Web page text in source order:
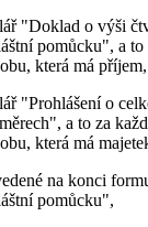
"Doklad o výši
pomůcku", a to
která má příjem,
"Prohlášení o
a to za
která má
na konci
pomůcku",